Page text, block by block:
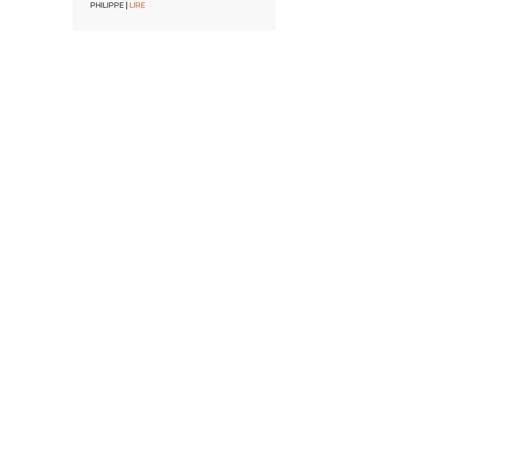
PHILIPPE LIRE
PHILIPPE LIRE
PHILIPPE LIRE